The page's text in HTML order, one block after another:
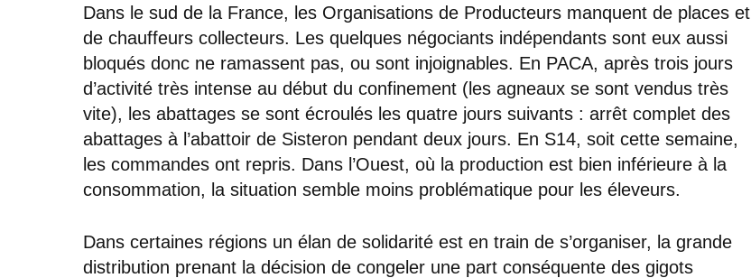
Dans le sud de la France, les Organisations de Producteurs manquent de places et
de chauffeurs collecteurs. Les quelques négociants indépendants sont eux aussi
bloqués donc ne ramassent pas, ou sont injoignables. En PACA, après trois jours
d’activité très intense au début du confinement (les agneaux se sont vendus très
vite), les abattages se sont écroulés les quatre jours suivants : arrêt complet des
abattages à l’abattoir de Sisteron pendant deux jours. En S14, soit cette semaine,
les commandes ont repris. Dans l’Ouest, où la production est bien inférieure à la
consommation, la situation semble moins problématique pour les éleveurs.
Dans certaines régions un élan de solidarité est en train de s’organiser, la grande
distribution prenant la décision de congeler une part conséquente des gigots